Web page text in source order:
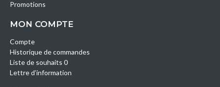
Promotions
MON COMPTE
Compte
Historique de commandes
Liste de souhaits 0
Lettre d’information